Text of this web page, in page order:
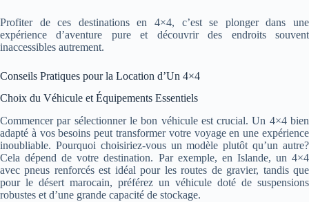
Profiter de ces destinations en 4×4, c’est se plonger dans une
expérience d’aventure pure et découvrir des endroits souvent
inaccessibles autrement.
Conseils Pratiques pour la Location d’Un 4×4
Choix du Véhicule et Équipements Essentiels
Commencer par sélectionner le bon véhicule est crucial. Un 4×4 bien
adapté à vos besoins peut transformer votre voyage en une expérience
inoubliable. Pourquoi choisiriez-vous un modèle plutôt qu’un autre?
Cela dépend de votre destination. Par exemple, en Islande, un 4×4
avec pneus renforcés est idéal pour les routes de gravier, tandis que
pour le désert marocain, préférez un véhicule doté de suspensions
robustes et d’une grande capacité de stockage.